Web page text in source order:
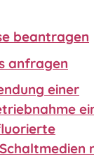
beantragen
anfragen
einer